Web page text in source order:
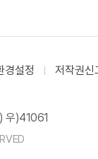
경설정 저작권신
우)41061